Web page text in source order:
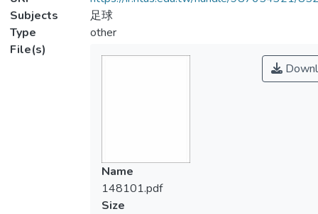
Subjects
足球
Type
other
File(s)
Name
148101.pdf
Size